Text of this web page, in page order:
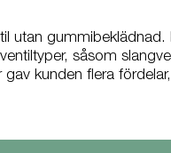
gummibeklädnad.
såsom
kunden flera